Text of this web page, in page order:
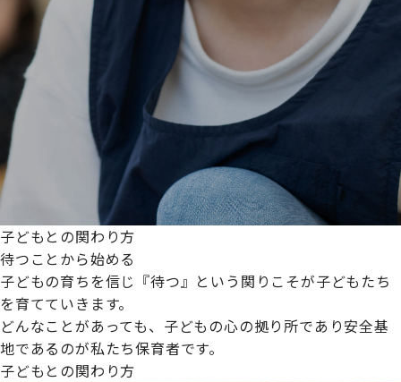
子どもとの関わり方
待つことから始める
子どもの育ちを信じ『待つ』という関りこそが子どもたち
を育てていきます。
どんなことがあっても、子どもの心の拠り所であり安全基
地であるのが私たち保育者です。
子どもとの関わり方